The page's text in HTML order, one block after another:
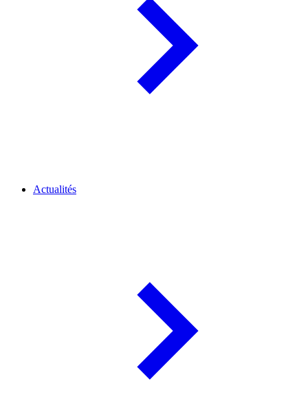
Actualités